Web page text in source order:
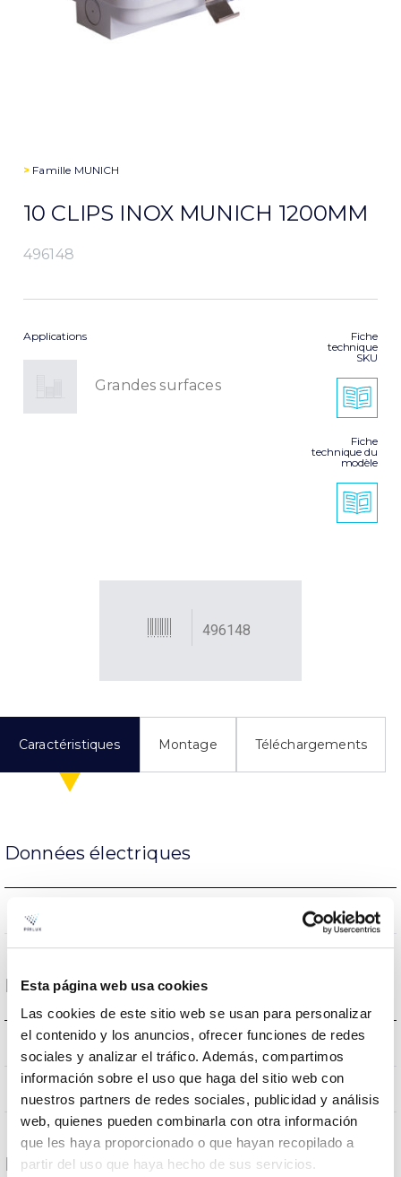
Esta página web usa cookies
Las cookies de este sitio web se usan para personalizar
el contenido y los anuncios, ofrecer funciones de redes
sociales y analizar el tráfico. Además, compartimos
información sobre el uso que haga del sitio web con
nuestros partners de redes sociales, publicidad y análisis
web, quienes pueden combinarla con otra información
que les haya proporcionado o que hayan recopilado a
partir del uso que haya hecho de sus servicios.
> Famille MUNICH
10 CLIPS INOX MUNICH 1200MM
496148
Applications
Grandes surfaces
Fiche
technique
SKU
Fiche
technique du
modèle
496148
Caractéristiques Montage Téléchargements
Données électriques
NON
Dimensions et montage
Poids 0.01Kg
NON
Protections